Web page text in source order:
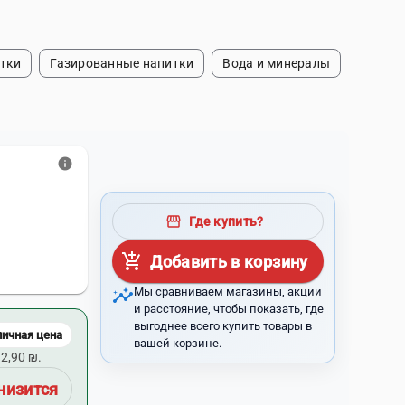
Газированные напитки Вода и минералы
info
цена
₪.
storefront Где купить?
add_shopping_cart Добавить в корзину
insightsМы сравниваем магазины, акции
и расстояние, чтобы показать, где
выгоднее всего купить товары в
вашей корзине.